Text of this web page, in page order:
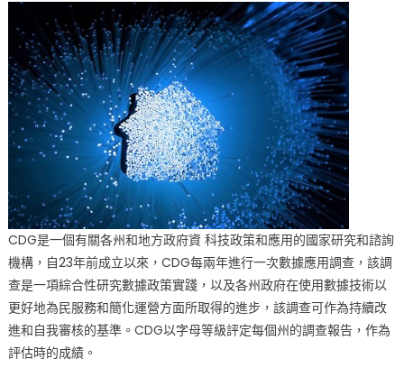
CDG是一個有關各州和地方政府資 科技政策和應用的國家研究和諮詢
機構，自23年前成立以來，CDG每兩年進行一次數據應用調查，該調
查是一項綜合性研究數據政策實踐，以及各州政府在使用數據技術以
更好地為民服務和簡化運營方面所取得的進步，該調查可作為持續改
進和自我審核的基準。CDG以字母等級評定每個州的調查報告，作為
評估時的成績。